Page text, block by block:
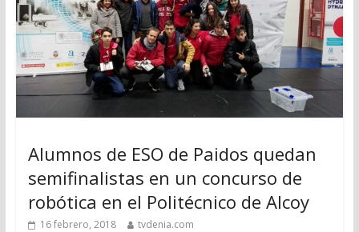
Alumnos de ESO de Paidos quedan
semifinalistas en un concurso de
robótica en el Politécnico de Alcoy
16 febrero, 2018 tvdenia.com